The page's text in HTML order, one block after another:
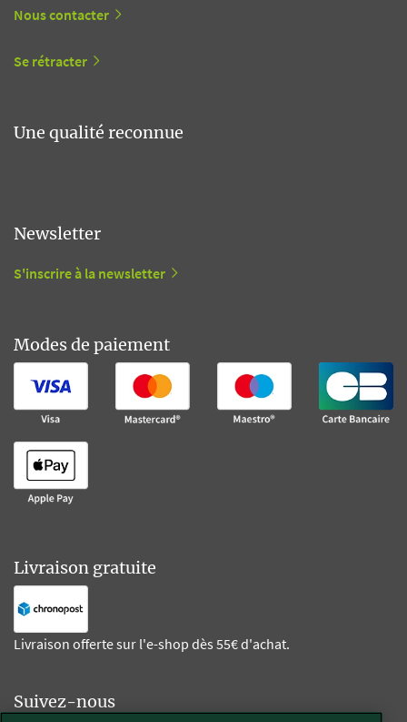
Nous contacter
Se rétracter
Une qualité reconnue
Newsletter
S'inscrire à la newsletter
Modes de paiement
Livraison gratuite
Livraison offerte sur l'e-shop dès 55€ d'achat.
Suivez-nous